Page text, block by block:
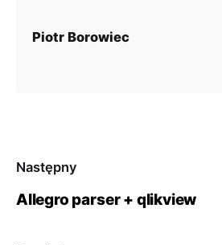
Piotr Borowiec
Następny
Allegro parser + qlikview